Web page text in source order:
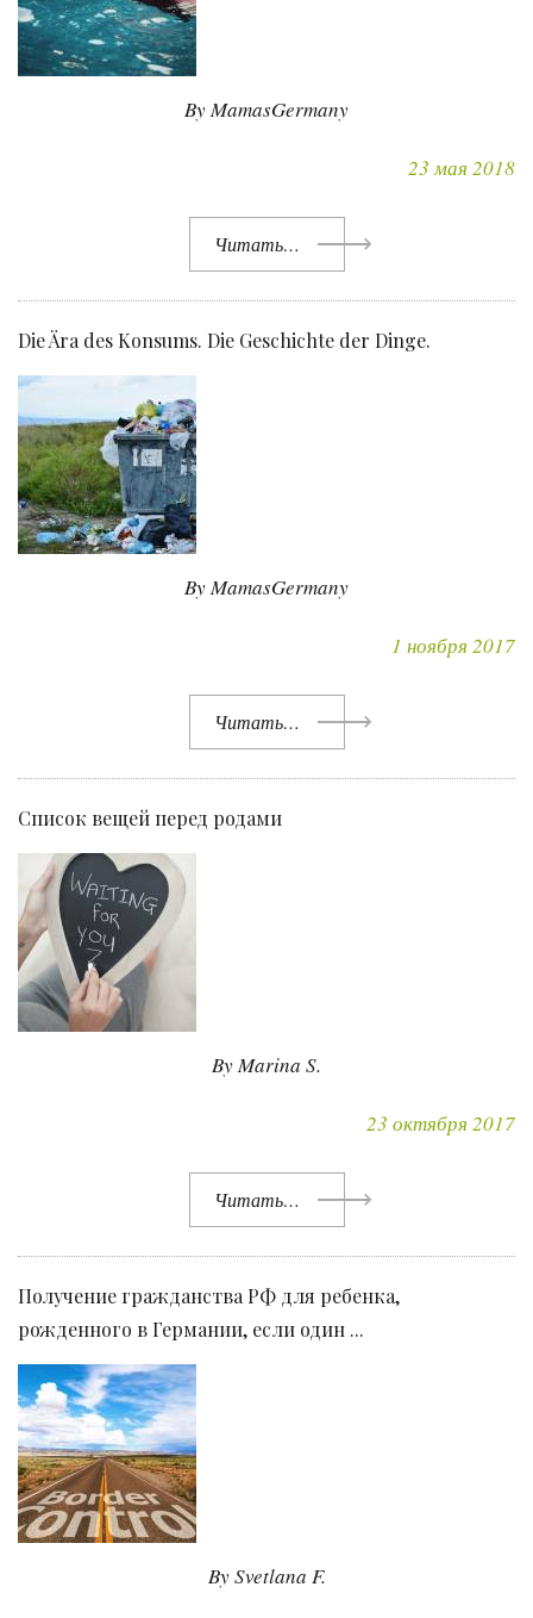
By MamasGermany
23 мая 2018
Читать…
Die Ära des Konsums. Die Geschichte der Dinge.
By MamasGermany
1 ноября 2017
Читать…
Список вещей перед родами
By Marina S.
23 октября 2017
Читать…
Получение гражданства РФ для ребенка,
рожденного в Германии, если один ...
By Svetlana F.